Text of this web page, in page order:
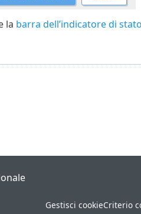
la barra dell’indicatore di stato
Gestisci cookieCriterio